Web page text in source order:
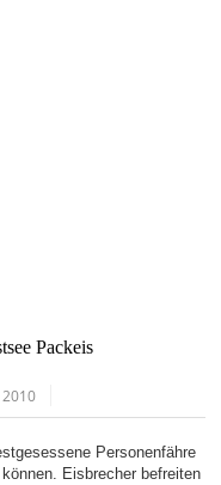
Packeis
Personenfähre
Eisbrecher befreiten